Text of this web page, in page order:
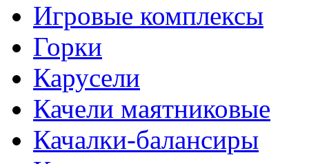
Игровые комплексы
Горки
Карусели
Качели маятниковые
Качалки-балансиры